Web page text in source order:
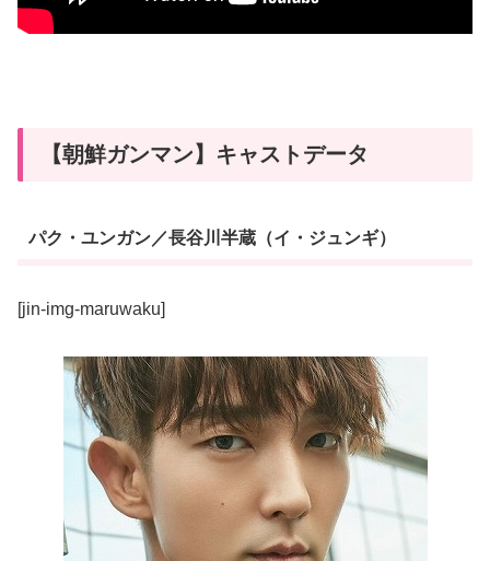
【朝鮮ガンマン】キャストデータ
パク・ユンガン／長谷川半蔵（イ・ジュンギ）
[jin-img-maruwaku]